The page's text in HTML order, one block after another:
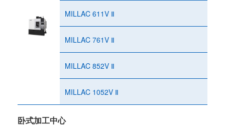
MILLAC 611V Ⅱ
MILLAC 761V Ⅱ
MILLAC 852V Ⅱ
MILLAC 1052V Ⅱ
卧式加工中心